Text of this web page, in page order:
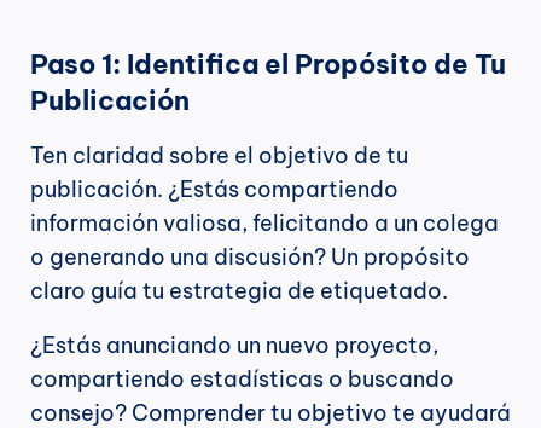
Paso 1: Identifica el Propósito de Tu
Publicación
Ten claridad sobre el objetivo de tu
publicación. ¿Estás compartiendo
información valiosa, felicitando a un colega
o generando una discusión? Un propósito
claro guía tu estrategia de etiquetado.
¿Estás anunciando un nuevo proyecto,
compartiendo estadísticas o buscando
consejo? Comprender tu objetivo te ayudará